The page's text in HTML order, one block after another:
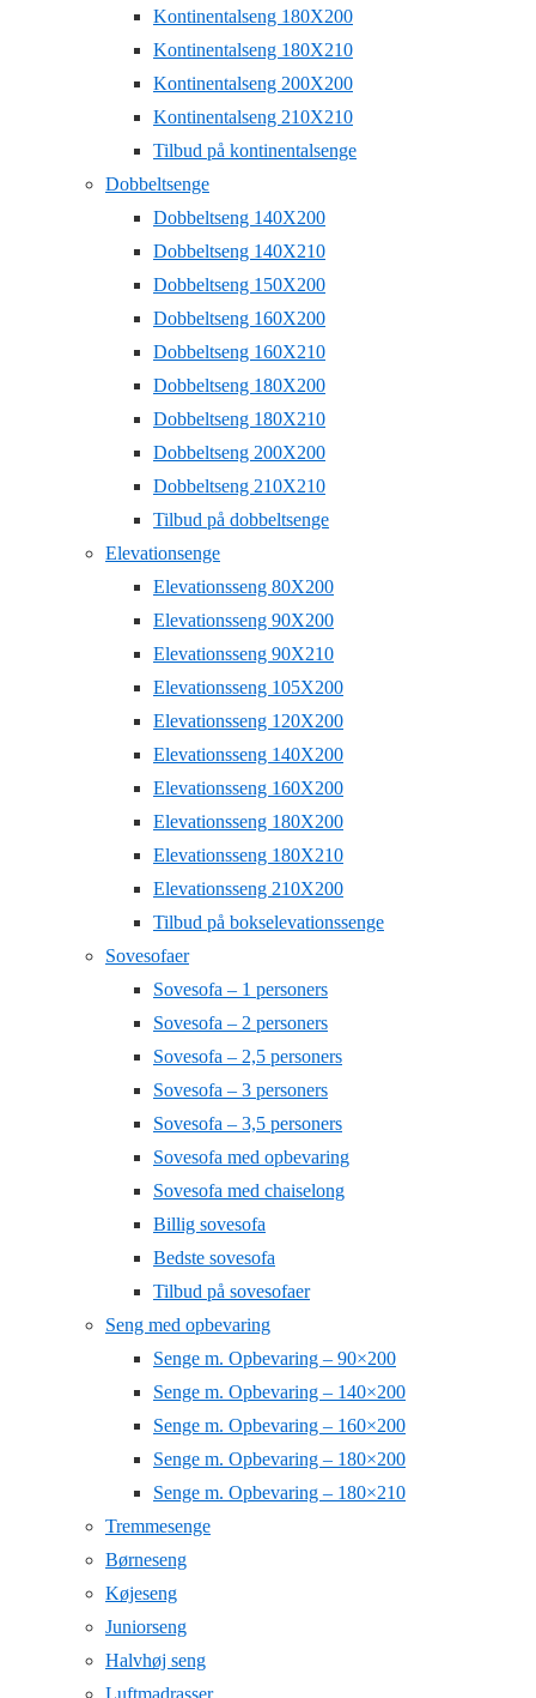
Kontinentalseng 180X200
Kontinentalseng 180X210
Kontinentalseng 200X200
Kontinentalseng 210X210
Tilbud på kontinentalsenge
Dobbeltsenge
Dobbeltseng 140X200
Dobbeltseng 140X210
Dobbeltseng 150X200
Dobbeltseng 160X200
Dobbeltseng 160X210
Dobbeltseng 180X200
Dobbeltseng 180X210
Dobbeltseng 200X200
Dobbeltseng 210X210
Tilbud på dobbeltsenge
Elevationsenge
Elevationsseng 80X200
Elevationsseng 90X200
Elevationsseng 90X210
Elevationsseng 105X200
Elevationsseng 120X200
Elevationsseng 140X200
Elevationsseng 160X200
Elevationsseng 180X200
Elevationsseng 180X210
Elevationsseng 210X200
Tilbud på bokselevationssenge
Sovesofaer
Sovesofa – 1 personers
Sovesofa – 2 personers
Sovesofa – 2,5 personers
Sovesofa – 3 personers
Sovesofa – 3,5 personers
Sovesofa med opbevaring
Sovesofa med chaiselong
Billig sovesofa
Bedste sovesofa
Tilbud på sovesofaer
Seng med opbevaring
Senge m. Opbevaring – 90×200
Senge m. Opbevaring – 140×200
Senge m. Opbevaring – 160×200
Senge m. Opbevaring – 180×200
Senge m. Opbevaring – 180×210
Tremmesenge
Børneseng
Køjeseng
Juniorseng
Halvhøj seng
Luftmadrasser